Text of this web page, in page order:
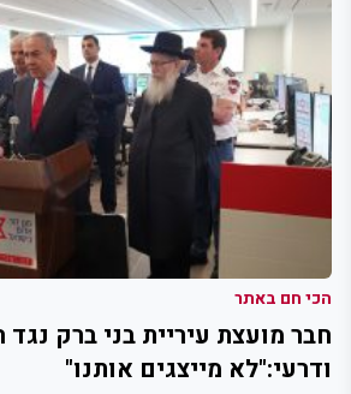
הכי חם באתר
חבר מועצת עיריית בני ברק
ודרעי:"לא מייצגים אותנו"